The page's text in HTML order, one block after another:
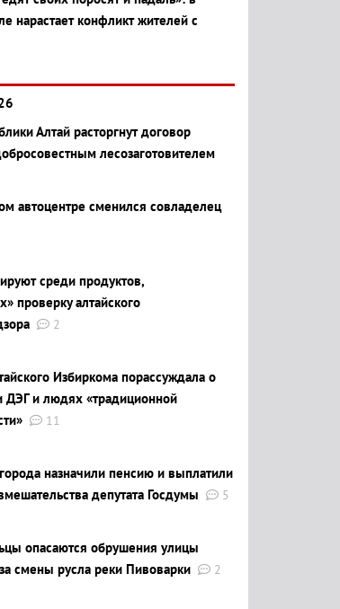
нарастает конфликт жителей с
Алтай расторгнут договор
лесозаготовителем
автоцентре сменился совладелец
среди продуктов,
проверку алтайского
2
Избиркома порассуждала о
ДЭГ и людях «традиционной
11
назначили пенсию и выплатили
депутата Госдумы
5
опасаются обрушения улицы
смены русла реки Пивоварки
2